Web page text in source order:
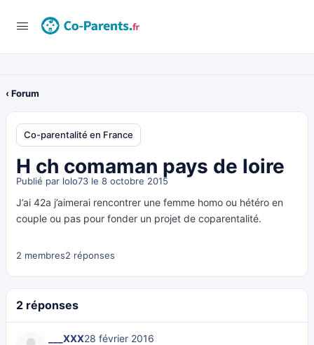
‹ Forum
Co-parentalité en France
H ch comaman pays de loire
Publié par lolo73 le 8 octobre 2015
J’ai 42a j’aimerai rencontrer une femme homo ou hétéro en
couple ou pas pour fonder un projet de coparentalité.
2 membres2 réponses
2 réponses
___XXX28 février 2016